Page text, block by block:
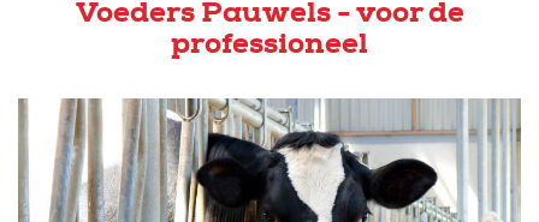
Voeders Pauwels - voor de
professioneel